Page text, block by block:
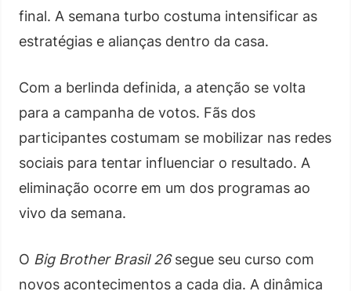
final. A semana turbo costuma intensificar as
estratégias e alianças dentro da casa.
Com a berlinda definida, a atenção se volta
para a campanha de votos. Fãs dos
participantes costumam se mobilizar nas redes
sociais para tentar influenciar o resultado. A
eliminação ocorre em um dos programas ao
vivo da semana.
O Big Brother Brasil 26segue seu curso com
novos acontecimentos a cada dia. A dinâmica